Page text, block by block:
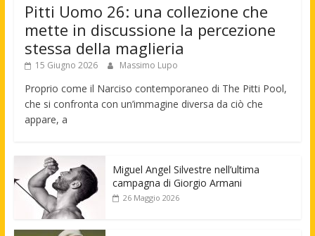
Pitti Uomo 26: una collezione che
mette in discussione la percezione
stessa della maglieria
15 Giugno 2026 Massimo Lupo
Proprio come il Narciso contemporaneo di The Pitti Pool,
che si confronta con un’immagine diversa da ciò che
appare, a
Miguel Angel Silvestre nell’ultima
campagna di Giorgio Armani
26 Maggio 2026